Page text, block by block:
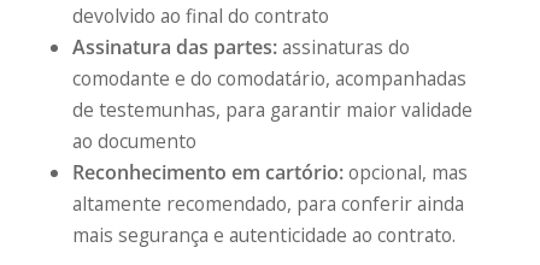
devolvido ao final do contrato
Assinatura das partes:assinaturas do
comodante e do comodatário, acompanhadas
de testemunhas, para garantir maior validade
ao documento
Reconhecimento em cartório:opcional, mas
altamente recomendado, para conferir ainda
mais segurança e autenticidade ao contrato.